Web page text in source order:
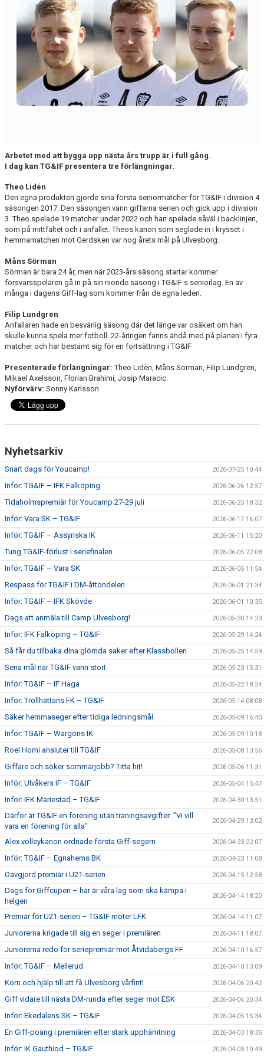
CUPER ARBETSBESKRIVNING
PLANSCHEMA
Arbetet med att bygga upp nästa års trupp är i full gång.
I dag kan TG&IF presentera tre förlängningar.
Theo Lidén
Den egna produkten gjorde sina första seniormatcher för TG&IF i division 4
säsongen 2017. Den säsongen vann giffarna serien och gick upp i division
3. Theo spelade 19 matcher under 2022 och han spelade såväl i backlinjen,
som på mittfältet och i anfallet. Theos kanon som seglade in i krysset i
hemmamatchen mot Gerdsken var nog årets mål på Ulvesborg.
Måns Sörman
Sörman är bara 24 år, men när 2023-års säsong startar kommer
försvarsspelaren gå in på sin nionde säsong i TG&IF:s seniorlag. En av
många i dagens Giff-lag som kommer från de egna leden.
Filip Lundgren
Anfallaren hade en besvärlig säsong där det länge var osäkert om han
skulle kunna spela mer fotboll. 22-åringen fanns ändå med på planen i fyra
matcher och har bestämt sig för en fortsättning i TG&IF
Presenterade förlängningar: Theo Lidèn, Måns Sörman, Filip Lundgren,
Mikael Axelsson, Florian Brahimi, Josip Maracic.
Nyförvärv: Sonny Karlsson.
Nyhetsarkiv
Snart dags för Youcamp! 2026-07-25 10:44
Inför: TG&IF – IFK Falköping 2026-06-26 12:57
TIdaholmspremiär för Youcamp 27-29 juli 2026-06-25 18:32
Inför: Vara SK – TG&IF 2026-06-17 16:07
Inför: TG&IF – Assyriska IK 2026-06-11 15:20
Tung TG&IF-förlust i seriefinalen 2026-06-05 22:08
Inför: TG&IF – Vara SK 2026-06-05 11:54
Respass för TG&IF i DM-åttondelen 2026-06-01 21:34
Inför: TG&IF – IFK Skövde 2026-06-01 10:35
Dags att anmäla till Camp Ulvesborg! 2026-05-30 14:23
Inför: IFK Falköping – TG&IF 2026-05-29 14:24
Så får du tillbaka dina glömda saker efter Klassbollen 2026-05-25 14:59
Sena mål när TG&IF vann stort 2026-05-23 15:31
Inför: TG&IF – IF Haga 2026-05-22 18:24
Inför: Trollhättans FK – TG&IF 2026-05-14 08:08
Säker hemmaseger efter tidiga ledningsmål 2026-05-09 16:40
Inför: TG&IF – Wargöns IK 2026-05-09 10:18
Roel Homi ansluter till TG&IF 2026-05-08 13:56
Giffare och söker sommarjobb? Titta hit! 2026-05-06 11:31
Inför: Ulvåkers IF – TG&IF 2026-05-04 15:47
Inför: IFK Mariestad – TG&IF 2026-04-30 13:51
Därför är TG&IF en förening utan träningsavgifter: ”Vi vill
vara en förening för alla”
2026-04-29 13:02
Alex volleykanon ordnade första Giff-segern 2026-04-23 22:07
Inför: TG&IF – Egnahems BK 2026-04-23 11:08
Oavgjord premiär i U21-serien 2026-04-15 12:58
Dags för Giffcupen – här är våra lag som ska kämpa i
helgen
2026-04-14 18:20
Premiär för U21-serien – TG&IF möter LFK 2026-04-14 11:07
Juniorerna krigade till sig en seger i premiären 2026-04-11 18:07
Juniorerna redo för seriepremiär mot Åtvidabergs FF 2026-04-10 16:57
Inför: TG&IF – Mellerud 2026-04-10 13:09
Kom och hjälp till att få Ulvesborg vårfint! 2026-04-06 20:42
Giff vidare till nästa DM-runda efter seger mot ESK 2026-04-06 20:34
Inför: Ekedalens SK – TG&IF 2026-04-05 15:34
En Giff-poäng i premiären efter stark upphämtning 2026-04-03 18:35
Inför: IK Gauthiod – TG&IF 2026-04-03 10:49